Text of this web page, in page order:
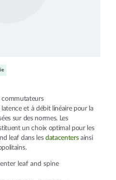
commutateurs
et à débit linéaire pour la
sur des normes. Les
un choix optimal pour les
leaf dans les datacentersainsi
leaf and spine